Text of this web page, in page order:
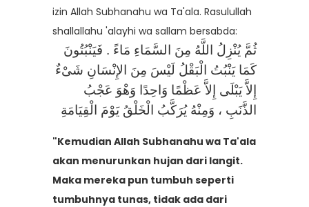
izin Allah Subhanahu wa Ta'ala. Rasulullah
shallallahu 'alayhi wa sallam bersabda:
ثُمَّ يُنْزِلُ اللَّهُ مِنَ السَّمَاءِ مَاءً . فَيَنْبُتُونَ
كَمَا يَنْبُتُ الْبَقْلُ لَيْسَ مِنَ الإِنْسَانِ شَىْءٌ
إِلاَّ يَبْلَى إِلاَّ عَظْمًا وَاحِدًا وَهْوَ عَجْبُ
الذَّنَبِ ، وَمِنْهُ يُرَكَّبُ الْخَلْقُ يَوْمَ الْقِيَامَةِ
"Kemudian Allah Subhanahu wa Ta'ala
akan menurunkan hujan dari langit.
Maka mereka pun tumbuh seperti
tumbuhnya tunas, tidak ada dari